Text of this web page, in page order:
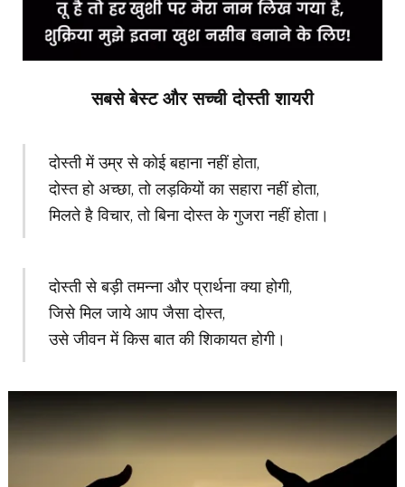
सबसे बेस्ट और सच्ची दोस्ती शायरी
दोस्ती में उम्र से कोई बहाना नहीं होता,
दोस्त हो अच्छा, तो लड़कियों का सहारा नहीं होता,
मिलते है विचार, तो बिना दोस्त के गुजरा नहीं होता।
दोस्ती से बड़ी तमन्ना और प्रार्थना क्या होगी,
जिसे मिल जाये आप जैसा दोस्त,
उसे जीवन में किस बात की शिकायत होगी।